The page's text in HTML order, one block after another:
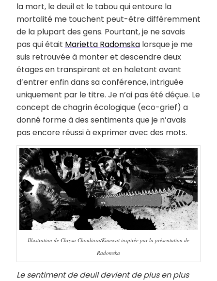
la mort, le deuil et le tabou qui entoure la
mortalité me touchent peut-être différemment
de la plupart des gens. Pourtant, je ne savais
pas qui était Marietta Radomskalorsque je me
suis retrouvée à monter et descendre deux
étages en transpirant et en haletant avant
d’entrer enfin dans sa conférence, intriguée
uniquement par le titre. Je n’ai pas été déçue. Le
concept de chagrin écologique (eco-grief) a
donné forme à des sentiments que je n’avais
pas encore réussi à exprimer avec des mots.
Illustration de Chrysa Chouliara/Kaascat inspirée par la présentation de
Radomska
Le sentiment de deuil devient de plus en plus